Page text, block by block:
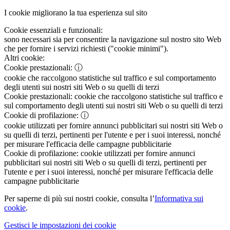
I cookie migliorano la tua esperienza sul sito
Cookie essenziali e funzionali:
sono necessari sia per consentire la navigazione sul nostro sito Web
che per fornire i servizi richiesti ("cookie minimi").
Altri cookie:
Cookie prestazionali: ⓘ
cookie che raccolgono statistiche sul traffico e sul comportamento
degli utenti sui nostri siti Web o su quelli di terzi
Cookie prestazionali: cookie che raccolgono statistiche sul traffico e
sul comportamento degli utenti sui nostri siti Web o su quelli di terzi
Cookie di profilazione: ⓘ
cookie utilizzati per fornire annunci pubblicitari sui nostri siti Web o
su quelli di terzi, pertinenti per l'utente e per i suoi interessi, nonché
per misurare l'efficacia delle campagne pubblicitarie
Cookie di profilazione: cookie utilizzati per fornire annunci
pubblicitari sui nostri siti Web o su quelli di terzi, pertinenti per
l'utente e per i suoi interessi, nonché per misurare l'efficacia delle
campagne pubblicitarie
Per saperne di più sui nostri cookie, consulta l’Informativa sui
cookie.
Gestisci le impostazioni dei cookie